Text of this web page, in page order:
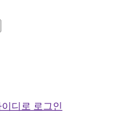
이디로 로그인